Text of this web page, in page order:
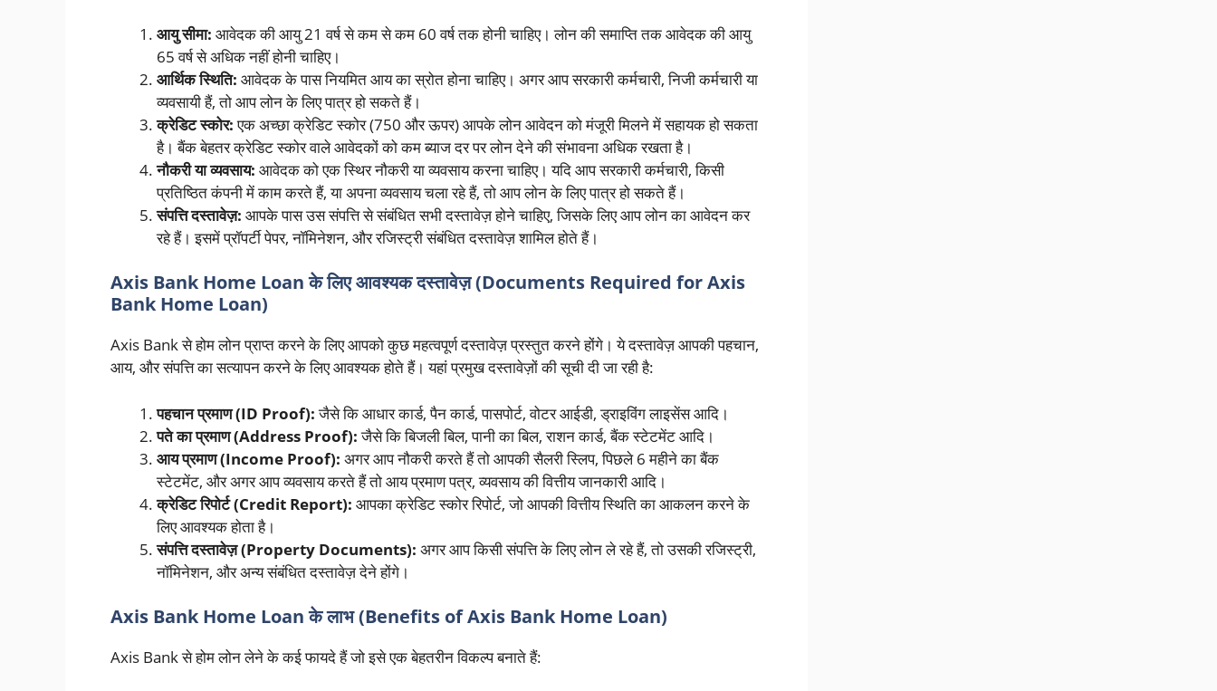
आयु सीमा: आवेदक की आयु 21 वर्ष से कम से कम 60 वर्ष तक होनी चाहिए। लोन की समाप्ति तक आवेदक की आयु
65 वर्ष से अधिक नहीं होनी चाहिए।
आर्थिक स्थिति: आवेदक के पास नियमित आय का स्रोत होना चाहिए। अगर आप सरकारी कर्मचारी, निजी कर्मचारी या
व्यवसायी हैं, तो आप लोन के लिए पात्र हो सकते हैं।
क्रेडिट स्कोर:एक अच्छा क्रेडिट स्कोर (750 और ऊपर) आपके लोन आवेदन को मंजूरी मिलने में सहायक हो सकता
है। बैंक बेहतर क्रेडिट स्कोर वाले आवेदकों को कम ब्याज दर पर लोन देने की संभावना अधिक रखता है।
नौकरी या व्यवसाय: आवेदक को एक स्थिर नौकरी या व्यवसाय करना चाहिए। यदि आप सरकारी कर्मचारी, किसी
प्रतिष्ठित कंपनी में काम करते हैं, या अपना व्यवसाय चला रहे हैं, तो आप लोन के लिए पात्र हो सकते हैं।
संपत्ति दस्तावेज़: आपके पास उस संपत्ति से संबंधित सभी दस्तावेज़ होने चाहिए, जिसके लिए आप लोन का आवेदन कर
रहे हैं। इसमें प्रॉपर्टी पेपर, नॉमिनेशन, और रजिस्ट्री संबंधित दस्तावेज़ शामिल होते हैं।
Axis Bank Home Loan के लिए आवश्यक दस्तावेज़ (Documents Required for Axis
Bank Home Loan)
Axis Bank से होम लोन प्राप्त करने के लिए आपको कुछ महत्वपूर्ण दस्तावेज़ प्रस्तुत करने होंगे। ये दस्तावेज़ आपकी पहचान,
आय, और संपत्ति का सत्यापन करने के लिए आवश्यक होते हैं। यहां प्रमुख दस्तावेज़ों की सूची दी जा रही है:
पहचान प्रमाण (ID Proof):जैसे कि आधार कार्ड, पैन कार्ड, पासपोर्ट, वोटर आईडी, ड्राइविंग लाइसेंस आदि।
पते का प्रमाण (Address Proof):जैसे कि बिजली बिल, पानी का बिल, राशन कार्ड, बैंक स्टेटमेंट आदि।
आय प्रमाण (Income Proof): अगर आप नौकरी करते हैं तो आपकी सैलरी स्लिप, पिछले 6 महीने का बैंक
स्टेटमेंट, और अगर आप व्यवसाय करते हैं तो आय प्रमाण पत्र, व्यवसाय की वित्तीय जानकारी आदि।
क्रेडिट रिपोर्ट (Credit Report): आपका क्रेडिट स्कोर रिपोर्ट, जो आपकी वित्तीय स्थिति का आकलन करने के
लिए आवश्यक होता है।
संपत्ति दस्तावेज़ (Property Documents): अगर आप किसी संपत्ति के लिए लोन ले रहे हैं, तो उसकी रजिस्ट्री,
नॉमिनेशन, और अन्य संबंधित दस्तावेज़ देने होंगे।
Axis Bank Home Loan के लाभ (Benefits of Axis Bank Home Loan)
Axis Bank से होम लोन लेने के कई फायदे हैं जो इसे एक बेहतरीन विकल्प बनाते हैं: